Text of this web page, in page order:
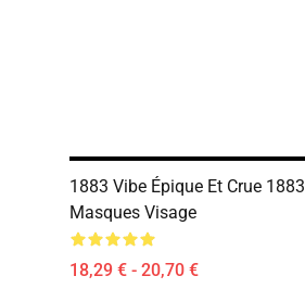
1883 Vibe Épique Et Crue 1883
Masques Visage
18,29 € - 20,70 €